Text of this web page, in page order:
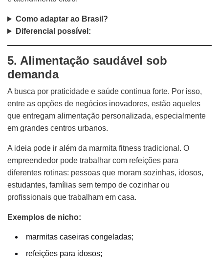
Como adaptar ao Brasil?
Diferencial possível:
5. Alimentação saudável sob
demanda
A busca por praticidade e saúde continua forte. Por isso,
entre as opções de negócios inovadores, estão aqueles
que entregam alimentação personalizada, especialmente
em grandes centros urbanos.
A ideia pode ir além da marmita fitness tradicional. O
empreendedor pode trabalhar com refeições para
diferentes rotinas: pessoas que moram sozinhas, idosos,
estudantes, famílias sem tempo de cozinhar ou
profissionais que trabalham em casa.
Exemplos de nicho:
marmitas caseiras congeladas;
refeições para idosos;